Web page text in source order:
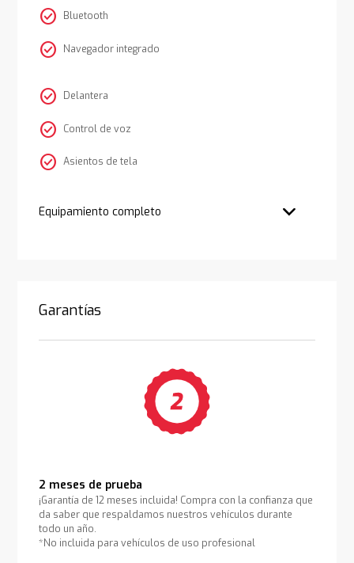
check_circle Bluetooth
check_circle Navegador integrado
check_circle Delantera
check_circle Control de voz
check_circle Asientos de tela
Equipamiento completo
Garantías
2 meses de prueba
¡Garantía de 12 meses incluida! Compra con la confianza que
da saber que respaldamos nuestros vehículos durante
todo un año.
*No incluida para vehículos de uso profesional